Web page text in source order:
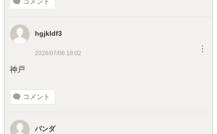
コメント
hgjkldf3
2026/07/06 18:02 ︙
神戸
コメント
パンダ